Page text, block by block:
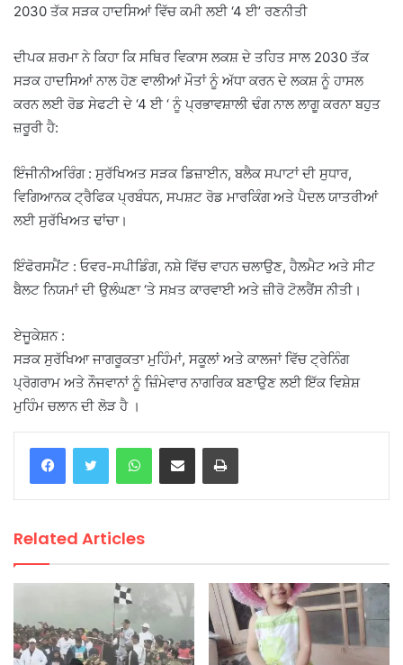
2030 ਤੱਕ ਸੜਕ ਹਾਦਸਿਆਂ ਵਿੱਚ ਕਮੀ ਲਈ ‘4 ਈ’ ਰਣਨੀਤੀ
ਦੀਪਕ ਸ਼ਰਮਾ ਨੇ ਕਿਹਾ ਕਿ ਸਥਿਰ ਵਿਕਾਸ ਲਕਸ਼ ਦੇ ਤਹਿਤ ਸਾਲ 2030 ਤੱਕ
ਸੜਕ ਹਾਦਸਿਆਂ ਨਾਲ ਹੋਣ ਵਾਲੀਆਂ ਮੌਤਾਂ ਨੂੰ ਅੱਧਾ ਕਰਨ ਦੇ ਲਕਸ਼ ਨੂੰ ਹਾਸਲ
ਕਰਨ ਲਈ ਰੋਡ ਸੇਫਟੀ ਦੇ ‘4 ਈ ‘ ਨੂੰ ਪ੍ਰਭਾਵਸ਼ਾਲੀ ਢੰਗ ਨਾਲ ਲਾਗੂ ਕਰਨਾ ਬਹੁਤ
ਜ਼ਰੂਰੀ ਹੈ:
ਇੰਜੀਨੀਅਰਿੰਗ : ਸੁਰੱਖਿਅਤ ਸੜਕ ਡਿਜ਼ਾਈਨ, ਬਲੈਕ ਸਪਾਟਾਂ ਦੀ ਸੁਧਾਰ,
ਵਿਗਿਆਨਕ ਟ੍ਰੈਫਿਕ ਪ੍ਰਬੰਧਨ, ਸਪਸ਼ਟ ਰੋਡ ਮਾਰਕਿੰਗ ਅਤੇ ਪੈਦਲ ਯਾਤਰੀਆਂ
ਲਈ ਸੁਰੱਖਿਅਤ ਢਾਂਚਾ।
ਇੰਫੋਰਸਮੈਂਟ : ਓਵਰ-ਸਪੀਡਿੰਗ, ਨਸ਼ੇ ਵਿੱਚ ਵਾਹਨ ਚਲਾਉਣ, ਹੈਲਮੈਟ ਅਤੇ ਸੀਟ
ਬੈਲਟ ਨਿਯਮਾਂ ਦੀ ਉਲੰਘਣਾ ‘ਤੇ ਸਖ਼ਤ ਕਾਰਵਾਈ ਅਤੇ ਜ਼ੀਰੋ ਟੋਲਰੈਂਸ ਨੀਤੀ।
ਏਜੂਕੇਸ਼ਨ :
ਸੜਕ ਸੁਰੱਖਿਆ ਜਾਗਰੂਕਤਾ ਮੁਹਿੰਮਾਂ, ਸਕੂਲਾਂ ਅਤੇ ਕਾਲਜਾਂ ਵਿੱਚ ਟ੍ਰੇਨਿੰਗ
ਪ੍ਰੋਗਰਾਮ ਅਤੇ ਨੌਜਵਾਨਾਂ ਨੂੰ ਜ਼ਿੰਮੇਵਾਰ ਨਾਗਰਿਕ ਬਣਾਉਣ ਲਈ ਇੱਕ ਵਿਸ਼ੇਸ਼
ਮੁਹਿੰਮ ਚਲਾਨ ਦੀ ਲੋੜ ਹੈ ।
WhatsAppShare via Email Print
Related Articles